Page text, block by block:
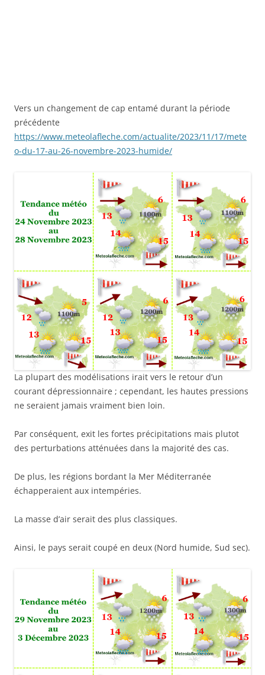
Vers un changement de cap entamé durant la période
précédente
https://www.meteolafleche.com/actualite/2023/11/17/mete
o-du-17-au-26-novembre-2023-humide/
La plupart des modélisations irait vers le retour d’un
courant dépressionnaire ; cependant, les hautes pressions
ne seraient jamais vraiment bien loin.
Par conséquent, exit les fortes précipitations mais plutot
des perturbations atténuées dans la majorité des cas.
De plus, les régions bordant la Mer Méditerranée
échapperaient aux intempéries.
La masse d’air serait des plus classiques.
Ainsi, le pays serait coupé en deux (Nord humide, Sud sec).